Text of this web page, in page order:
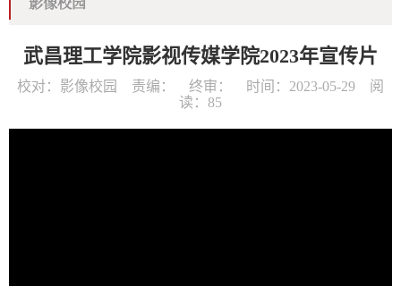
武昌理工学院影视传媒学院2023年宣传片
校对：影像校园 责编： 终审： 时间：2023-05-29 阅
读： 85